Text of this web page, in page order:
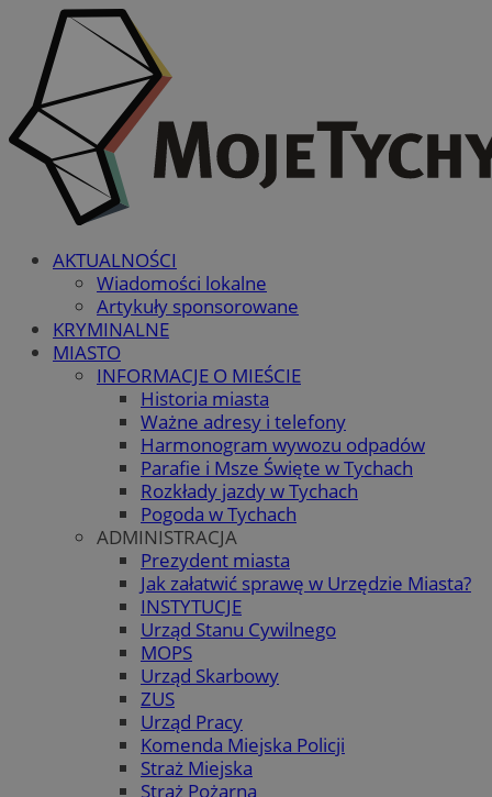
AKTUALNOŚCI
Wiadomości lokalne
Artykuły sponsorowane
KRYMINALNE
MIASTO
INFORMACJE O MIEŚCIE
Historia miasta
Ważne adresy i telefony
Harmonogram wywozu odpadów
Parafie i Msze Święte w Tychach
Rozkłady jazdy w Tychach
Pogoda w Tychach
ADMINISTRACJA
Prezydent miasta
Jak załatwić sprawę w Urzędzie Miasta?
INSTYTUCJE
Urząd Stanu Cywilnego
MOPS
Urząd Skarbowy
ZUS
Urząd Pracy
Komenda Miejska Policji
Straż Miejska
Straż Pożarna